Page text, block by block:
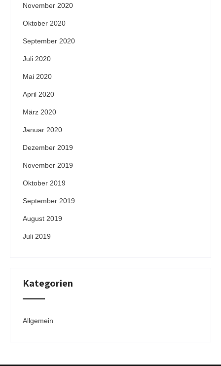
November 2020
Oktober 2020
September 2020
Juli 2020
Mai 2020
April 2020
März 2020
Januar 2020
Dezember 2019
November 2019
Oktober 2019
September 2019
August 2019
Juli 2019
Kategorien
Allgemein